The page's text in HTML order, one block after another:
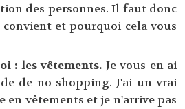
des personnes. Il faut donc
convient et pourquoi cela vous
: les vêtements. Je vous en ai
de no-shopping. J'ai un vrai
en vêtements et je n'arrive pas